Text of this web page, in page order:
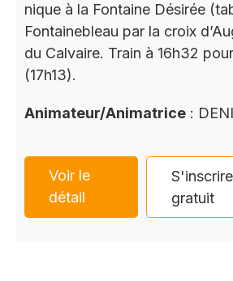
nique à la Fontaine Désirée
Fontainebleau par la croix
du Calvaire. Train à 16h32
(17h13).
Animateur/Animatrice :
Voir le
détail
gratuit